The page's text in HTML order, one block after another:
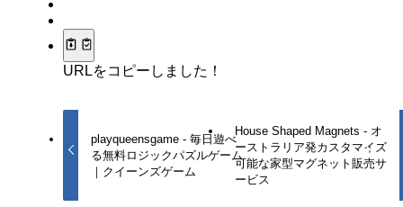
URLをコピーしました！
playqueensgame - 毎日遊べ
る無料ロジックパズルゲーム
｜クイーンズゲーム
House Shaped Magnets - オ
ーストラリア発カスタマイズ
可能な家型マグネット販売サ
ービス